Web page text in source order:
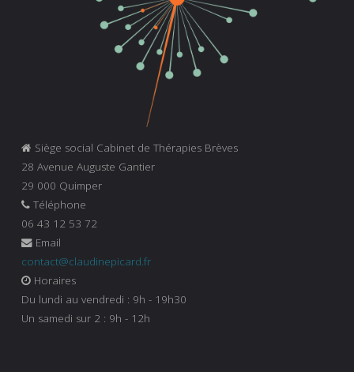
Siège social Cabinet de Thérapies Brèves
28 Avenue Auguste Gantier
29 000 Quimper
Téléphone
06 43 12 53 72
Email
contact@claudinepicard.fr
Horaires
Du lundi au vendredi : 9h - 19h30
Un samedi sur 2 : 9h - 12h